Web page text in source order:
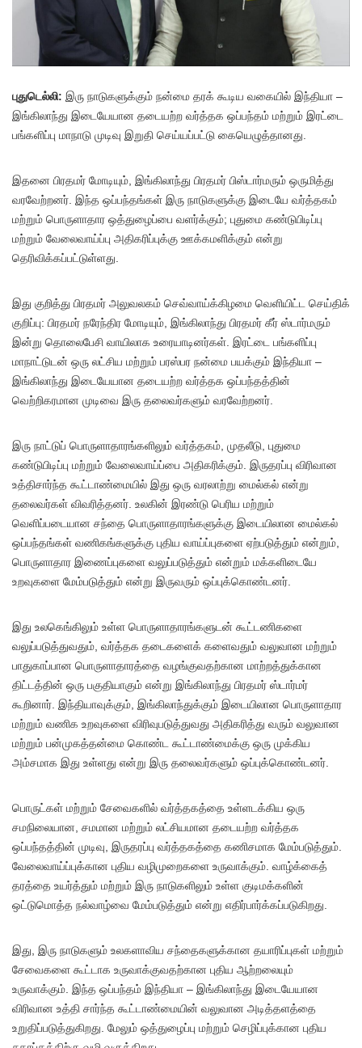
புதுடெல்லி: இரு நாடுகளுக்கும் நன்மை தரக் கூடிய வகையில் இந்தியா –
இங்கிலாந்து இடையேயான தடையற்ற வர்த்தக ஒப்பந்தம் மற்றும் இரட்டை
பங்களிப்பு மாநாடு முடிவு இறுதி செய்யப்பட்டு கையெழுத்தானது.
இதனை பிரதமர் மோடியும், இங்கிலாந்து பிரதமர் பிஸ்டார்மரும் ஒருமித்து
வரவேற்றனர். இந்த ஒப்பந்தங்கள் இரு நாடுகளுக்கு இடையே வர்த்தகம்
மற்றும் பொருளாதார ஒத்துழைப்பை வளர்க்கும்; புதுமை கண்டுபிடிப்பு
மற்றும் வேலைவாய்ப்பு அதிகரிப்புக்கு ஊக்கமளிக்கும் என்று
தெரிவிக்கப்பட்டுள்ளது.
இது குறித்து பிரதமர் அலுவலகம் செவ்வாய்க்கிழமை வெளியிட்ட செய்திக்
குறிப்பு: பிரதமர் நரேந்திர மோடியும், இங்கிலாந்து பிரதமர் கீர் ஸ்டார்மரும்
இன்று தொலைபேசி வாயிலாக உரையாடினர்கள். இரட்டை பங்களிப்பு
மாநாட்டுடன் ஒரு லட்சிய மற்றும் பரஸ்பர நன்மை பயக்கும் இந்தியா –
இங்கிலாந்து இடையேயான தடையற்ற வர்த்தக ஒப்பந்தத்தின்
வெற்றிகரமான முடிவை இரு தலைவர்களும் வரவேற்றனர்.
இரு நாட்டுப் பொருளாதாரங்களிலும் வர்த்தகம், முதலீடு, புதுமை
கண்டுபிடிப்பு மற்றும் வேலைவாய்ப்பை அதிகரிக்கும். இருதரப்பு விரிவான
உத்திசார்ந்த கூட்டாண்மையில் இது ஒரு வரலாற்று மைல்கல் என்று
தலைவர்கள் விவரித்தனர். உலகின் இரண்டு பெரிய மற்றும்
வெளிப்படையான சந்தை பொருளாதாரங்களுக்கு இடையிலான மைல்கல்
ஒப்பந்தங்கள் வணிகங்களுக்கு புதிய வாய்ப்புகளை ஏற்படுத்தும் என்றும்,
பொருளாதார இணைப்புகளை வலுப்படுத்தும் என்றும் மக்களிடையே
உறவுகளை மேம்படுத்தும் என்று இருவரும் ஒப்புக்கொண்டனர்.
இது உலகெங்கிலும் உள்ள பொருளாதாரங்களுடன் கூட்டணிகளை
வலுப்படுத்துவதும், வர்த்தக தடைகளைக் களைவதும் வலுவான மற்றும்
பாதுகாப்பான பொருளாதாரத்தை வழங்குவதற்கான மாற்றத்துக்கான
திட்டத்தின் ஒரு பகுதியாகும் என்று இங்கிலாந்து பிரதமர் ஸ்டார்மர்
கூறினார். இந்தியாவுக்கும், இங்கிலாந்துக்கும் இடையிலான பொருளாதார
மற்றும் வணிக உறவுகளை விரிவுபடுத்துவது அதிகரித்து வரும் வலுவான
மற்றும் பன்முகத்தன்மை கொண்ட கூட்டாண்மைக்கு ஒரு முக்கிய
அம்சமாக இது உள்ளது என்று இரு தலைவர்களும் ஒப்புக்கொண்டனர்.
பொருட்கள் மற்றும் சேவைகளில் வர்த்தகத்தை உள்ளடக்கிய ஒரு
சமநிலையான, சமமான மற்றும் லட்சியமான தடையற்ற வர்த்தக
ஒப்பந்தத்தின் முடிவு, இருதரப்பு வர்த்தகத்தை கணிசமாக மேம்படுத்தும்.
வேலைவாய்ப்புக்கான புதிய வழிமுறைகளை உருவாக்கும். வாழ்க்கைத்
தரத்தை உயர்த்தும் மற்றும் இரு நாடுகளிலும் உள்ள குடிமக்களின்
ஒட்டுமொத்த நல்வாழ்வை மேம்படுத்தும் என்று எதிர்பார்க்கப்படுகிறது.
இது, இரு நாடுகளும் உலகளாவிய சந்தைகளுக்கான தயாரிப்புகள் மற்றும்
சேவைகளை கூட்டாக உருவாக்குவதற்கான புதிய ஆற்றலையும்
உருவாக்கும். இந்த ஒப்பந்தம் இந்தியா – இங்கிலாந்து இடையேயான
விரிவான உத்தி சார்ந்த கூட்டாண்மையின் வலுவான அடித்தளத்தை
உறுதிப்படுத்துகிறது. மேலும் ஒத்துழைப்பு மற்றும் செழிப்புக்கான புதிய